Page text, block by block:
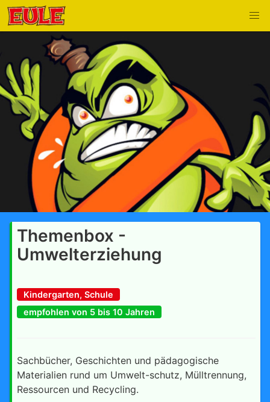
Themenbox -
Umwelterziehung
Kindergarten, Schule
empfohlen von 5 bis 10 Jahren
Sachbücher, Geschichten und pädagogische
Materialien rund um Umwelt-schutz, Mülltrennung,
Ressourcen und Recycling.